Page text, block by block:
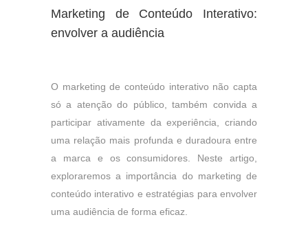
Marketing de Conteúdo Interativo:
envolver a audiência
O marketing de conteúdo interativo não capta
só a atenção do público, também convida a
participar ativamente da experiência, criando
uma relação mais profunda e duradoura entre
a marca e os consumidores. Neste artigo,
exploraremos a importância do marketing de
conteúdo interativo e estratégias para envolver
uma audiência de forma eficaz.